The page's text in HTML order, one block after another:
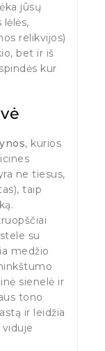
jūsų
relikvijos)
bet ir iš
kur
, kurios
ne tiesus,
taip
su
medžio
sienelė ir
tono
ir leidžia